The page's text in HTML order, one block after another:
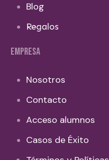
Blog
Regalos
EMPRESA
Nosotros
Contacto
Acceso alumnos
Casos de Éxito